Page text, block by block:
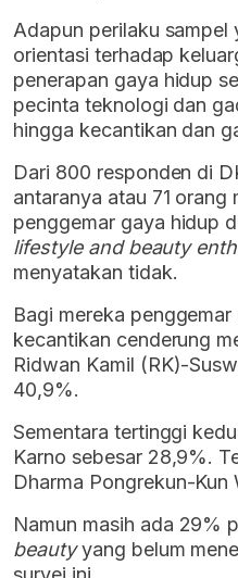
Adapun perilaku
orientasi terhadap
penerapan gaya hidup
pecinta teknologi dan
hingga kecantikan dan
Dari 800 responden di
antaranya atau 71 orang
penggemar gaya hidup
lifestyle and beauty
menyatakan tidak.
Bagi mereka
kecantikan cenderung
Ridwan Kamil (RK)-
40,9%.
Sementara tertinggi
Karno sebesar 28,9%.
Dharma Pongrekun-Kun
Namun masih ada 29%
beautyyang belum